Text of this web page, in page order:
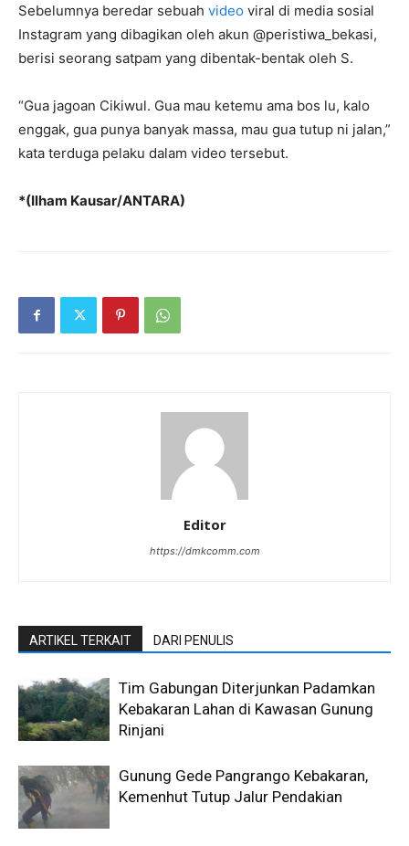
Sebelumnya beredar sebuah video viral di media sosial
Instagram yang dibagikan oleh akun @peristiwa_bekasi,
berisi seorang satpam yang dibentak-bentak oleh S.
“Gua jagoan Cikiwul. Gua mau ketemu ama bos lu, kalo
enggak, gua punya banyak massa, mau gua tutup ni jalan,”
kata terduga pelaku dalam video tersebut.
*(Ilham Kausar/ANTARA)
Editor
https://dmkcomm.com
ARTIKEL TERKAIT DARI PENULIS
Tim Gabungan Diterjunkan Padamkan
Kebakaran Lahan di Kawasan Gunung
Rinjani
Gunung Gede Pangrango Kebakaran,
Kemenhut Tutup Jalur Pendakian